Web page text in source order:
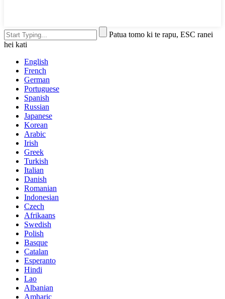
Patua tomo ki te rapu, ESC ranei
hei kati
English
French
German
Portuguese
Spanish
Russian
Japanese
Korean
Arabic
Irish
Greek
Turkish
Italian
Danish
Romanian
Indonesian
Czech
Afrikaans
Swedish
Polish
Basque
Catalan
Esperanto
Hindi
Lao
Albanian
Amharic